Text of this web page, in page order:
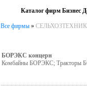
Каталог фирм Бизнес
Все фирмы »
БОРЭКС концерн
Комбайны БОРЭКС; Тракторы